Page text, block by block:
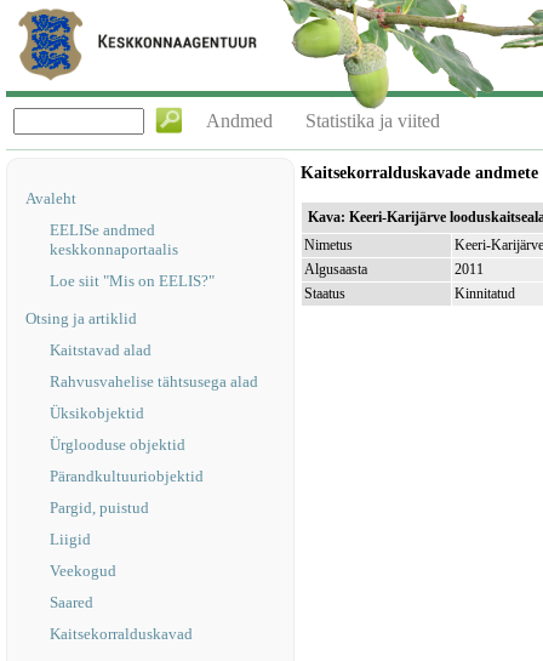
Andmed Statistika ja viited
Avaleht
EELISe andmed
keskkonnaportaalis
Loe siit "Mis on EELIS?"
Otsing ja artiklid
Kaitstavad alad
Rahvusvahelise tähtsusega alad
Üksikobjektid
Ürglooduse objektid
Pärandkultuuriobjektid
Pargid, puistud
Liigid
Veekogud
Saared
Kaitsekorralduskavad
Kaitsekorralduskavade
Kava: Keeri-Karijärve
Nimetus
Keeri-
Algusaasta
2011
Staatus
Kinnitatud